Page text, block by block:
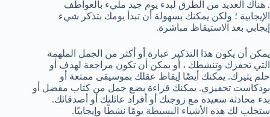
. هناك العديد من الطرق لبدء يوم جيد مليء بالعواطف
الإيجابية ؛ ولكن يمكنك بسهولة أن تبدأ يومك بتذكر شيء
إيجابي بعد الاستيقاظ مباشرة.
يمكن أن يكون هذا التذكير عبارة أو أكثر من الجمل الملهمة
التي تحفزك وتنشطك ، أو يمكن أن تكون مراجعة لهدف أو
حلم يثيرك. يمكنك أيضًا إيقاظ عقلك بموسيقى ممتعة أو
بودكاست تحفيزي. يمكنك قراءة بضع جمل من كتاب مفضل أو
بدء محادثة سعيدة مع زوجتك أو أفراد عائلتك أو أصدقائك.
ستجلب لك هذه الأشياء البسيطة يومًا نشطًا وإيجابيًا.